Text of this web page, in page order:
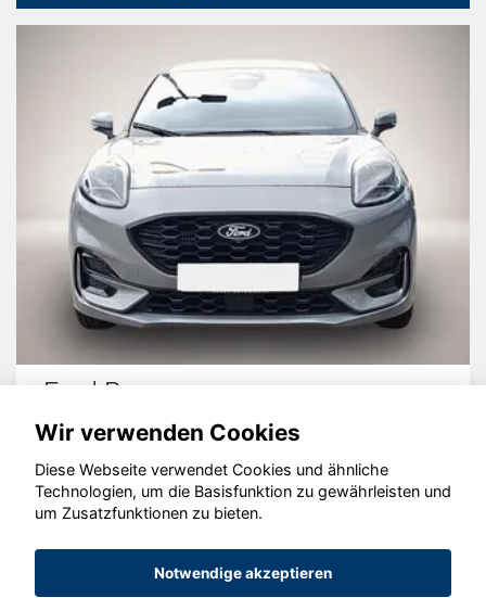
Ford Puma
© konjunkturmotor.de GmbH 2020 - 2026
Wir verwenden Cookies
Diese Webseite verwendet Cookies und ähnliche
Technologien, um die Basisfunktion zu gewährleisten und
um Zusatzfunktionen zu bieten.
Notwendige akzeptieren